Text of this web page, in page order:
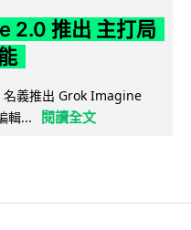
2.0 推出 主打局
名義推出 Grok Imagine
輯...
閱讀全文